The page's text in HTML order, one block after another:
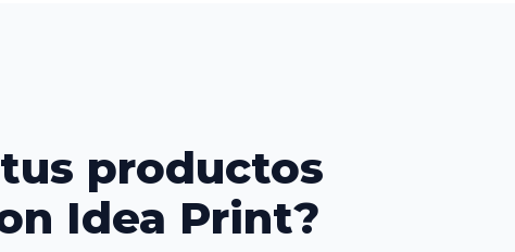
productos
Idea Print?